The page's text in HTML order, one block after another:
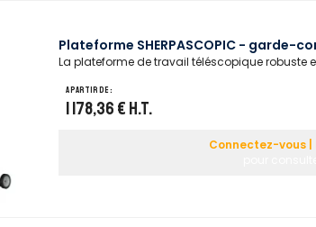
Plateforme SHERPASCOPIC - garde-
La plateforme de travail téléscopique robuste
A partir de :
1 178,36 € H.T.
Connectez-vous